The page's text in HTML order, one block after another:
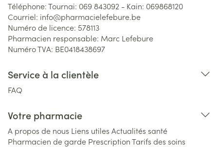
Téléphone:Tournai: 069 843092 - Kain: 069868120
Courriel: info@pharmacielefebure.be
Numéro de licence: 578113
Pharmacien responsable: Marc Lefebure
Numéro TVA: BE0418438697
Service à la clientèle
FAQ
Votre pharmacie
A propos de nous Liens utiles Actualités santé
Pharmacien de garde PrescriptionTarifs des soins